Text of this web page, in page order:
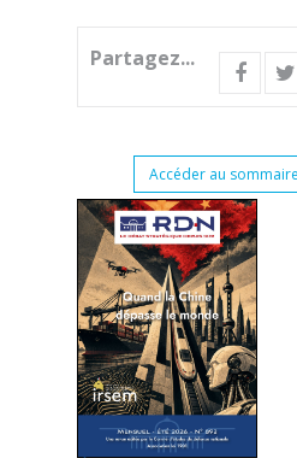
Partagez...
Accéder au